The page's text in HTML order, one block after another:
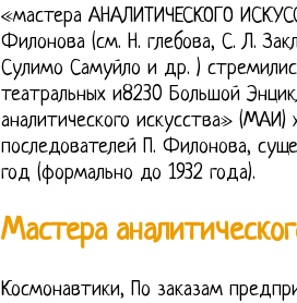
«мастера АНАЛИТИЧЕСКОГО
Филонова (см. Н. глебова, С. Л.
Сулимо Самуйло и др. )
театральных и8230 Большой
аналитического искусства»
последователей П. Филонова,
год (формально до 1932 года).
Мастера
Космонавтики, По заказам